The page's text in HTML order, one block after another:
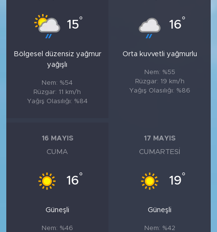
15°
Bölgesel düzensiz yağmur
yağışlı
Nem: %54
Rüzgar: 11 km/h
Yağış Olasılığı: %84
16°
Orta kuvvetli yağmurlu
Nem: %55
Rüzgar: 19 km/h
Yağış Olasılığı: %86
16 MAYIS
CUMA
16°
Güneşli
Nem: %46
17 MAYIS
CUMARTESI
19°
Güneşli
Nem: %42